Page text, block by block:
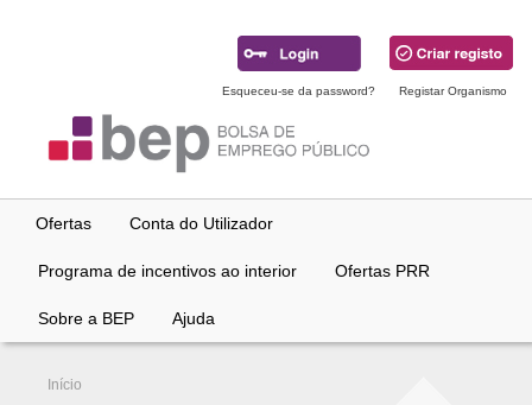
Esqueceu-se da password? Registar Organismo
Ofertas Conta do Utilizador
Programa de incentivos ao interior Ofertas PRR
Sobre a BEP Ajuda
Início